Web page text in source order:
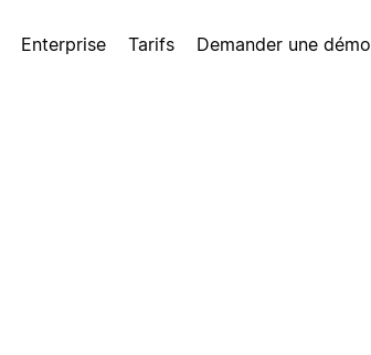
Enterprise Tarifs Demander une démo